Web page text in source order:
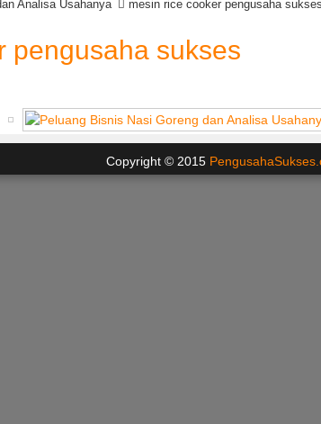
Analisa Usahanya mesin rice cooker pengusaha sukses
pengusaha sukses
Copyright © 2015